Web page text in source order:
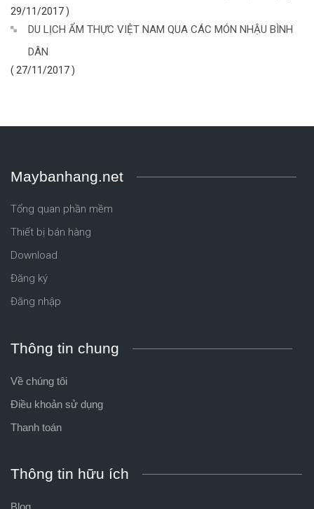
29/11/2017 )
DU LỊCH ẨM THỰC VIỆT NAM QUA CÁC MÓN NHẬU BÌNH
DÂN
( 27/11/2017 )
Maybanhang.net
Tổng quan phần mềm
Thiết bị bán hàng
Download
Đăng ký
Đăng nhập
Thông tin chung
Về chúng tôi
Điều khoản sử dụng
Thanh toán
Thông tin hữu ích
Blog